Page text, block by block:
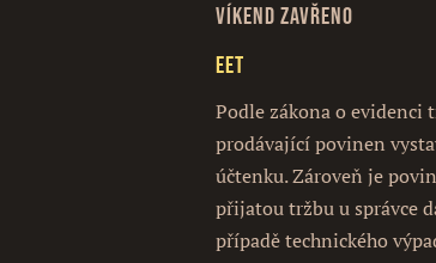
Víkend zavřeno
EET
Podle zákona o evidenci
prodávající povinen
účtenku. Zároveň je
přijatou tržbu u správce
případě technického